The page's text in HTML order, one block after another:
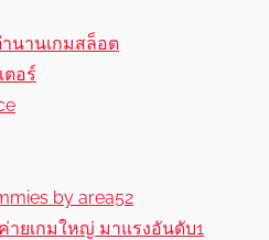
ำนานเกมสล็อต
ตอร์
by area52
ายเกมใหญ่ มาแรงอันดับ1